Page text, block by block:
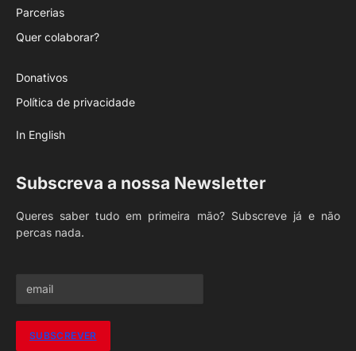
Parcerias
Quer colaborar?
Donativos
Política de privacidade
In English
Subscreva a nossa Newsletter
Queres saber tudo em primeira mão? Subscreve já e não
percas nada.